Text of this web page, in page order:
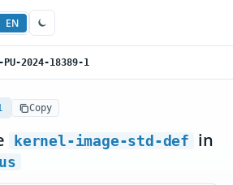
EN
PU-2024-18389-1
Copy
kernel-image-std-def
in